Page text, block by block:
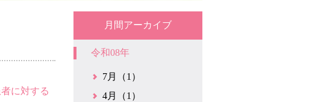
に対する
月間アーカイブ
令和08年
7月（1）
4月（1）